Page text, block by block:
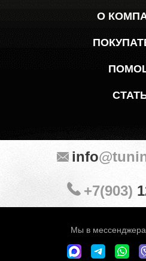
О
Мы в
info
+7(903)